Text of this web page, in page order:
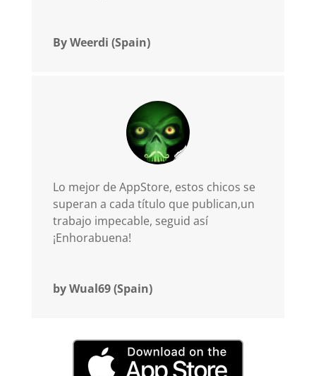
By Weerdi (Spain)
Lo mejor de AppStore, estos chicos se
superan a cada título que publican,un
trabajo impecable, seguid así
¡Enhorabuena!
by Wual69 (Spain)